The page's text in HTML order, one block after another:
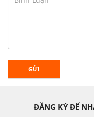
GỬI
ĐĂNG KÝ ĐỂ